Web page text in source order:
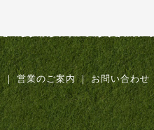
｜ 営業のご案内 ｜ お問い合わせ
カントリークラブ